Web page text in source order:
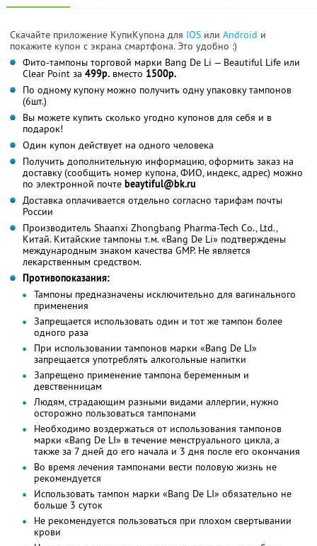
Скачайте приложение КупиКупона для IOS или Android и
покажите купон с экрана смартфона. Это удобно :)
Фито-тампоны торговой марки Bang De Li — Beautiful Life или
Clear Point за 499р. вместо 1500р.
По одному купону можно получить одну упаковку тампонов
(6шт.)
Вы можете купить сколько угодно купонов для себя и в
подарок!
Один купон действует на одного человека
Получить дополнительную информацию, оформить заказ на
доставку (сообщить номер купона, ФИО, индекс, адрес) можно
по электронной почте beaytiful@bk.ru
Доставка оплачивается отдельно согласно тарифам почты
России
Производитель Shaanxi Zhongbang Pharma-Tech Co., Ltd.,
Китай. Китайские тампоны т.м. «Bang De Li» подтверждены
международным знаком качества GMP. Не является
лекарственным средством.
Противопоказания:
Тампоны предназначены исключительно для вагинального
применения
Запрещается использовать один и тот же тампон более
одного раза
При использовании тампонов марки «Bang De LI»
запрещается употреблять алкогольные напитки
Запрещено применение тампона беременным и
девственницам
Людям, страдающим разными видами аллергии, нужно
осторожно пользоваться тампонами
Необходимо воздержаться от использования тампонов
марки «Bang De LI» в течение менструального цикла, а
также за 7 дней до его начала и 3 дня после его окончания
Во время лечения тампонами вести половую жизнь не
рекомендуется
Использовать тампон марки «Bang De LI» обязательно не
больше 3 суток
Не рекомендуется пользоваться при плохом свертывании
крови